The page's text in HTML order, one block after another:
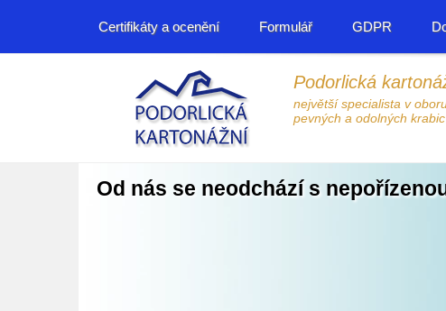
Certifikáty a ocenění Formulář GDPR
Podorlická
největší specialista v
pevných a odolných
Od nás se neodchází s